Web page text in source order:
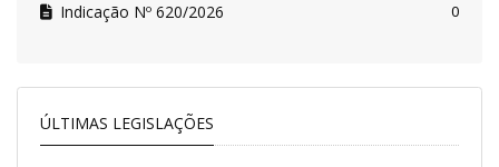
Indicação Nº 620/2026 0
ÚLTIMAS LEGISLAÇÕES